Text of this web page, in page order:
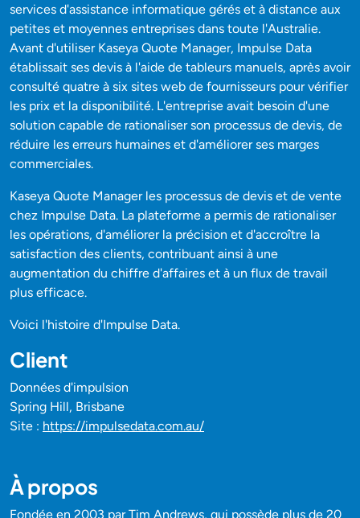
services d'assistance informatique gérés et à distance aux
petites et moyennes entreprises dans toute l'Australie.
Avant d'utiliser Kaseya Quote Manager, Impulse Data
établissait ses devis à l'aide de tableurs manuels, après avoir
consulté quatre à six sites web de fournisseurs pour vérifier
les prix et la disponibilité. L'entreprise avait besoin d'une
solution capable de rationaliser son processus de devis, de
réduire les erreurs humaines et d'améliorer ses marges
commerciales.
Kaseya Quote Manager les processus de devis et de vente
chez Impulse Data. La plateforme a permis de rationaliser
les opérations, d'améliorer la précision et d'accroître la
satisfaction des clients, contribuant ainsi à une
augmentation du chiffre d'affaires et à un flux de travail
plus efficace.
Voici l'histoire d'Impulse Data.
Client
Données d'impulsion
Spring Hill, Brisbane
Site : https://impulsedata.com.au/
À propos
Fondée en 2003 par Tim Andrews, qui possède plus de 20